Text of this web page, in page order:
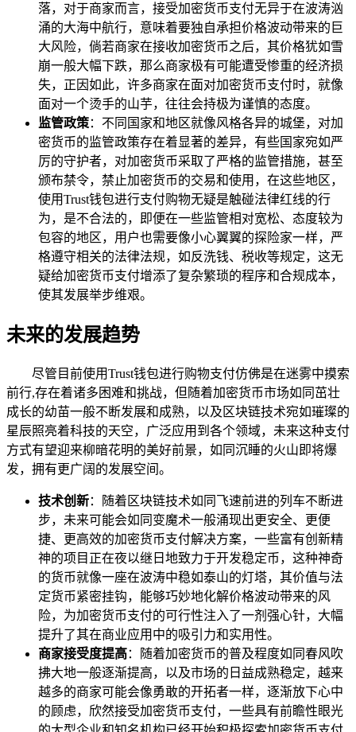
落，对于商家而言，接受加密货币支付无异于在波涛汹
涌的大海中航行，意味着要独自承担价格波动带来的巨
大风险，倘若商家在接收加密货币之后，其价格犹如雪
崩一般大幅下跌，那么商家极有可能遭受惨重的经济损
失，正因如此，许多商家在面对加密货币支付时，就像
面对一个烫手的山芋，往往会持极为谨慎的态度。
监管政策：不同国家和地区就像风格各异的城堡，对加
密货币的监管政策存在着显著的差异，有些国家宛如严
厉的守护者，对加密货币采取了严格的监管措施，甚至
颁布禁令，禁止加密货币的交易和使用，在这些地区，
使用Trust钱包进行支付购物无疑是触碰法律红线的行
为，是不合法的，即便在一些监管相对宽松、态度较为
包容的地区，用户也需要像小心翼翼的探险家一样，严
格遵守相关的法律法规，如反洗钱、税收等规定，这无
疑给加密货币支付增添了复杂繁琐的程序和合规成本，
使其发展举步维艰。
未来的发展趋势
尽管目前使用Trust钱包进行购物支付仿佛是在迷雾中摸索
前行,存在着诸多困难和挑战，但随着加密货币市场如同茁壮
成长的幼苗一般不断发展和成熟，以及区块链技术宛如璀璨的
星辰照亮着科技的天空，广泛应用到各个领域，未来这种支付
方式有望迎来柳暗花明的美好前景，如同沉睡的火山即将爆
发，拥有更广阔的发展空间。
技术创新：随着区块链技术如同飞速前进的列车不断进
步，未来可能会如同变魔术一般涌现出更安全、更便
捷、更高效的加密货币支付解决方案，一些富有创新精
神的项目正在夜以继日地致力于开发稳定币，这种神奇
的货币就像一座在波涛中稳如泰山的灯塔，其价值与法
定货币紧密挂钩，能够巧妙地化解价格波动带来的风
险，为加密货币支付的可行性注入了一剂强心针，大幅
提升了其在商业应用中的吸引力和实用性。
商家接受度提高：随着加密货币的普及程度如同春风吹
拂大地一般逐渐提高，以及市场的日益成熟稳定，越来
越多的商家可能会像勇敢的开拓者一样，逐渐放下心中
的顾虑，欣然接受加密货币支付，一些具有前瞻性眼光